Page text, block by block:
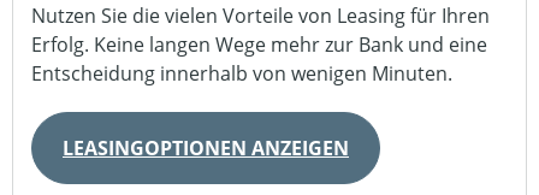
Nutzen Sie die vielen Vorteile von Leasing für Ihren
Erfolg. Keine langen Wege mehr zur Bank und eine
Entscheidung innerhalb von wenigen Minuten.
LEASINGOPTIONEN ANZEIGEN